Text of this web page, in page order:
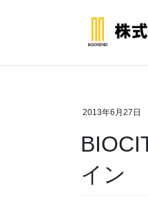
2013年6月27日
イン